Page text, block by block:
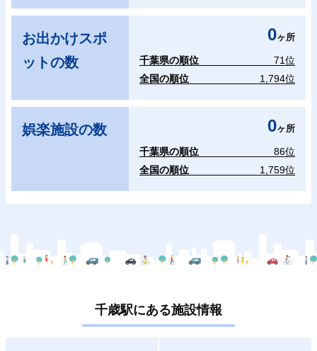
お出かけスポ
ットの数
0ヶ所
千葉県の順位
71位
全国の順位
1,794位
娯楽施設の数 0ヶ所
千葉県の順位
86位
全国の順位
1,759位
千歳駅にある施設情報